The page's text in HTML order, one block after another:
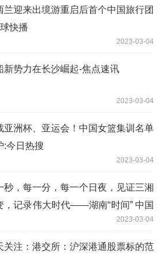
兰迎来出境游重启后首个中国旅行团
球快播
2023-03-04
新势力在长沙崛起-焦点速讯
2023-03-04
亚洲杯、亚运会！中国女篮集训名单
:今日热搜
2023-03-04
秒，每一分，每一个日夜，见证三湘
，记录伟大时代——湖南“时间” 中国
2023-03-04
关注：港交所：沪深港通股票标的范